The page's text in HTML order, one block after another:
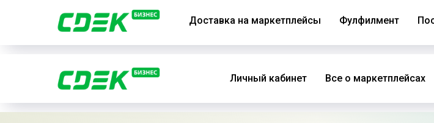
Доставка на маркетплейсы Фулфилмент
Личный кабинет Все о маркетплейсах